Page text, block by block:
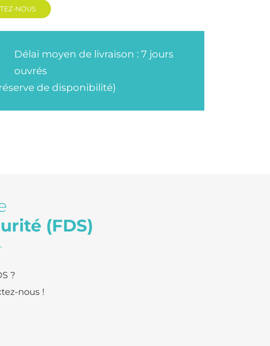
NOUS
Délai moyen de livraison : 7 jours
ouvrés
de disponibilité)
(FDS)
?
nous !